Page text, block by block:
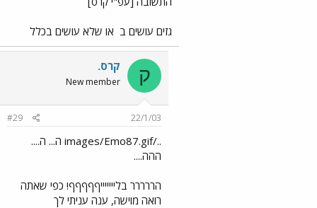
גזים עושים ב או שלא עושים בכלל
ק קרס.
New member
22/1/03
#29
../images/Emo87.gif ה... ה....
ההה....
הררררר בליייייייףףףףף! כפי שאתה
רואה מוישה, ענה עניתי לך